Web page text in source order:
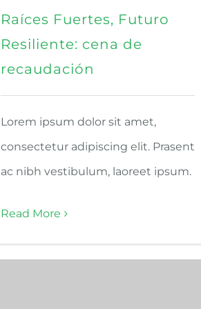
Raíces Fuertes, Futuro
Resiliente: cena de
recaudación
Lorem ipsum dolor sit amet,
consectetur adipiscing elit. Prasent
ac nibh vestibulum, laoreet ipsum.
Read More